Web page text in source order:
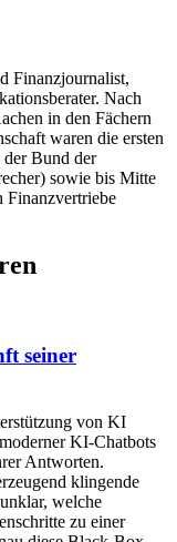
Finanzjournalist,
Nach
in den Fächern
waren die ersten
der Bund der
sowie bis Mitte
Finanzvertriebe
seiner
von KI
KI-Chatbots
Antworten.
klingende
welche
zu einer